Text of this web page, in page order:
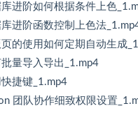
进阶如何根据条件上色
进阶函数控制上色法
的使用如何定期自动生成
量导入导出_1.mp4
捷键_1.mp4
团队协作细致权限设置